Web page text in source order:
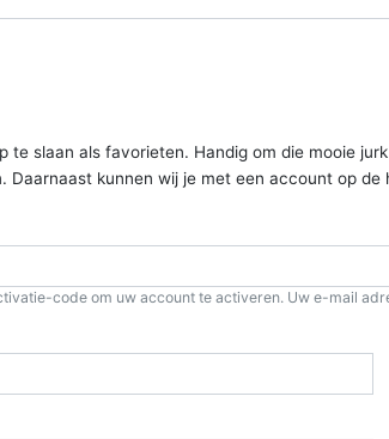
te slaan als favorieten. Handig om die mooie
Daarnaast kunnen wij je met een account op
code om uw account te activeren. Uw e-mail